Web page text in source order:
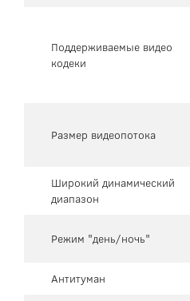
Поддерживаемые видео
кодеки
Размер видеопотока
Широкий динамический
диапазон
Режим "день/ночь"
Антитуман